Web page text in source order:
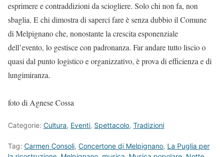
esprimere e contraddizioni da sciogliere. Solo chi non fa, non
sbaglia. E chi dimostra di saperci fare è senza dubbio il Comune
di Melpignano che, nonostante la crescita esponenziale
dell’evento, lo gestisce con padronanza. Far andare tutto liscio o
quasi dal punto logistico e organizzativo, è prova di efficienza e di
lungimiranza.
foto di Agnese Cossa
Categorie: Cultura, Eventi, Spettacolo, Tradizioni
Tag: Carmen Consoli, Concertone di Melpignano, La Puglia per